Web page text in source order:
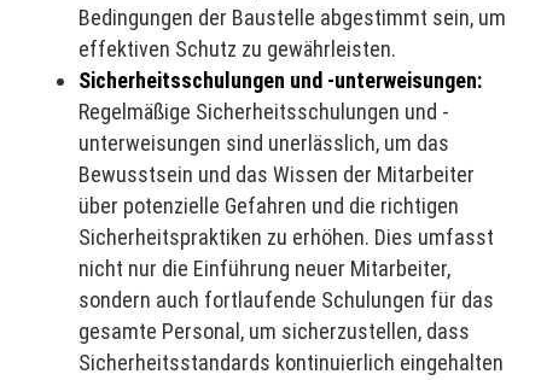
Bedingungen der Baustelle abgestimmt sein, um
effektiven Schutz zu gewährleisten.
Sicherheitsschulungen und -unterweisungen:
Regelmäßige Sicherheitsschulungen und -
unterweisungen sind unerlässlich, um das
Bewusstsein und das Wissen der Mitarbeiter
über potenzielle Gefahren und die richtigen
Sicherheitspraktiken zu erhöhen. Dies umfasst
nicht nur die Einführung neuer Mitarbeiter,
sondern auch fortlaufende Schulungen für das
gesamte Personal, um sicherzustellen, dass
Sicherheitsstandards kontinuierlich eingehalten